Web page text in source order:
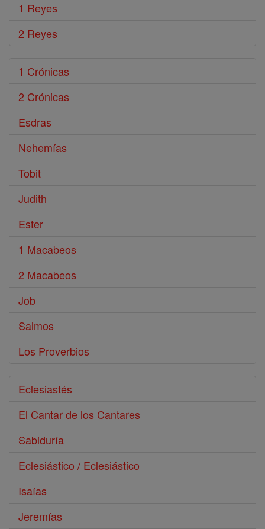
1 Reyes
2 Reyes
1 Crónicas
2 Crónicas
Esdras
Nehemías
Tobit
Judith
Ester
1 Macabeos
2 Macabeos
Job
Salmos
Los Proverbios
Eclesiastés
El Cantar de los Cantares
Sabiduría
Eclesiástico / Eclesiástico
Isaías
Jeremías